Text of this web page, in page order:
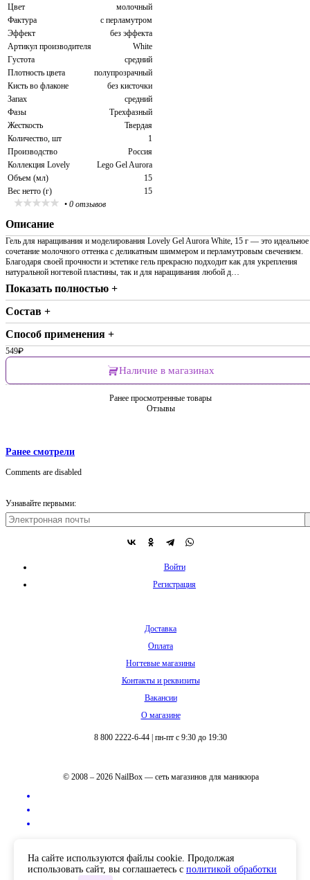
Цвет
молочный
Фактура
с перламутром
Эффект
без эффекта
Артикул производителя
White
Густота
средний
Плотность цвета
полупрозрачный
Кисть во флаконе
без кисточки
Запах
средний
Фазы
Трехфазный
Жесткость
Твердая
Количество, шт
1
Производство
Россия
Коллекция Lovely
Lego Gel Aurora
Объем (мл)
15
Вес нетто (г)
15
• 0 отзывов
Описание
Гель для наращивания и моделирования Lovely Gel Aurora White, 15 г — это идеальное
сочетание молочного оттенка с деликатным шиммером и перламутровым свечением.
Благодаря своей прочности и эстетике гель прекрасно подходит как для укрепления
натуральной ногтевой пластины, так и для наращивания любой д…
Показать полностью +
Состав +
Способ применения +
549₽
Наличие в магазинах
Ранее просмотренные товары
Отзывы
Ранее смотрели
Comments are disabled
Узнавайте первыми:
Войти
Регистрация
Доставка
Оплата
Ногтевые магазины
Контакты и реквизиты
Вакансии
О магазине
8 800 2222-6-44 пн-пт с 9:30 до 19:30
© 2008 – 2026 NailBox — сеть магазинов для маникюра
На сайте используются файлы cookie. Продолжая
использовать сайт, вы соглашаетесь с политикой обработки